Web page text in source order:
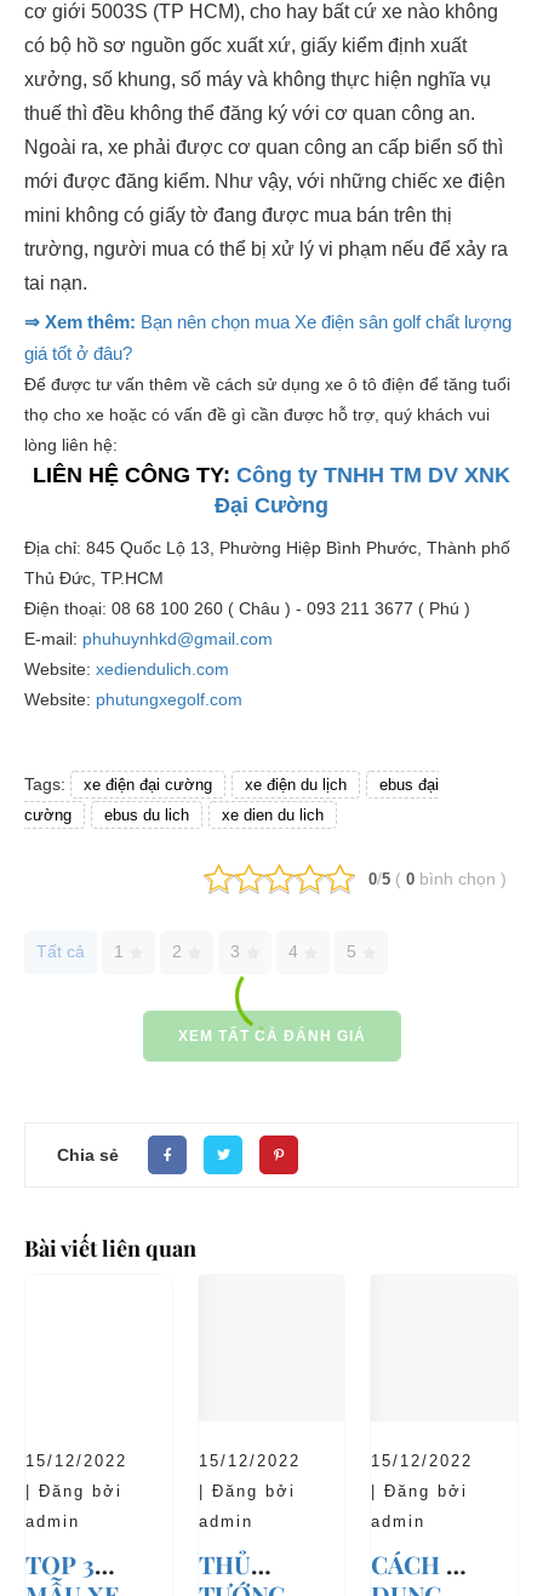
cơ giới 5003S (TP HCM), cho hay bất cứ xe nào không
có bộ hồ sơ nguồn gốc xuất xứ, giấy kiểm định xuất
xưởng, số khung, số máy và không thực hiện nghĩa vụ
thuế thì đều không thể đăng ký với cơ quan công an.
Ngoài ra, xe phải được cơ quan công an cấp biển số thì
mới được đăng kiểm. Như vậy, với những chiếc xe điện
mini không có giấy tờ đang được mua bán trên thị
trường, người mua có thể bị xử lý vi phạm nếu để xảy ra
tai nạn.
⇒ Xem thêm: Bạn nên chọn mua Xe điện sân golf chất lượng
giá tốt ở đâu?
Để được tư vấn thêm về cách sử dụng xe ô tô điện để tăng tuổi
thọ cho xe hoặc có vấn đề gì cần được hỗ trợ, quý khách vui
lòng liên hệ:
LIÊN HỆ CÔNG TY: Công ty TNHH TM DV XNK
Đại Cường
Địa chỉ: 845 Quốc Lộ 13, Phường Hiệp Bình Phước, Thành phố
Thủ Đức, TP.HCM
Điện thoại: 08 68 100 260 ( Châu ) - 093 211 3677 ( Phú )
E-mail: phuhuynhkd@gmail.com
Website: xediendulich.com
Website: phutungxegolf.com
Tags: xe điện đại cường xe điện du lịch
ebus đại
cường
ebus du lich xe dien du lich
0/5 ( 0 bình chọn )
Tất cả 1 2 3 4 5
XEM TẤT CẢ ĐÁNH GIÁ
Chia sẻ
Bài viết liên quan
15/12/2022
| Đăng bởi
admin
TOP 3
15/12/2022
| Đăng bởi
admin
THỦ
15/12/2022
| Đăng bởi
admin
CÁCH SỬ